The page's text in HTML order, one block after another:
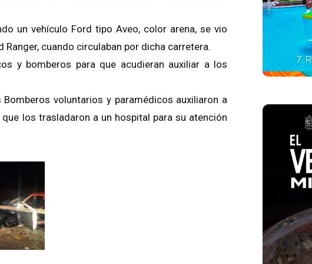
un vehículo Ford tipo Aveo, color arena, se vio
cuando circulaban por dicha carretera.
y bomberos para que acudieran auxiliar a los
voluntarios y paramédicos auxiliaron a
los trasladaron a un hospital para su atención